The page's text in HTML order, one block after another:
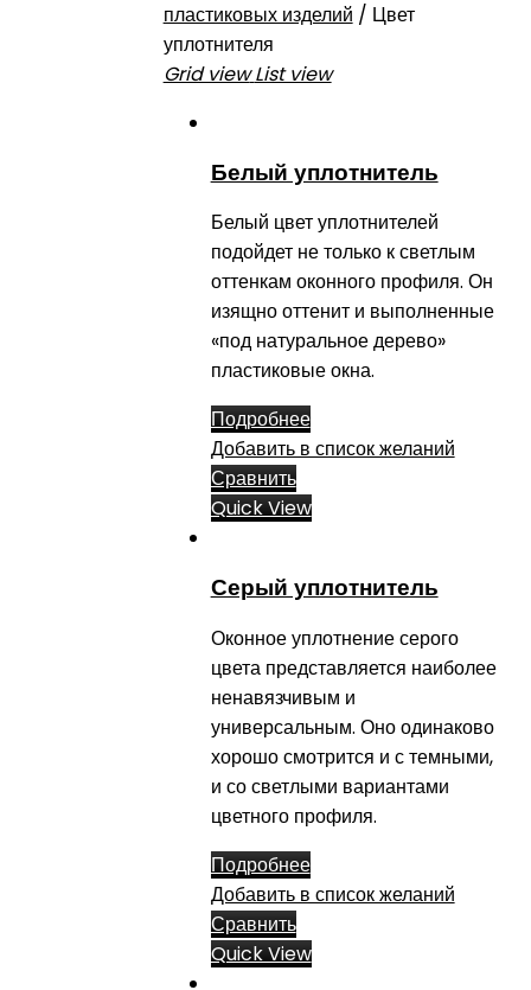
пластиковых изделий / Цвет
уплотнителя
Grid view List view
Белый уплотнитель
Белый цвет уплотнителей
подойдет не только к светлым
оттенкам оконного профиля. Он
изящно оттенит и выполненные
«под натуральное дерево»
пластиковые окна.
Подробнее
Добавить в список желаний
Сравнить
Quick View
Серый уплотнитель
Оконное уплотнение серого
цвета представляется наиболее
ненавязчивым и
универсальным. Оно одинаково
хорошо смотрится и с темными,
и со светлыми вариантами
цветного профиля.
Подробнее
Добавить в список желаний
Сравнить
Quick View